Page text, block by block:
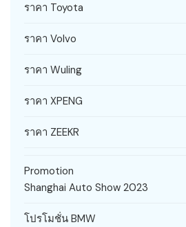
ราคา Toyota
ราคา Volvo
ราคา Wuling
ราคา XPENG
ราคา ZEEKR
Promotion
Shanghai Auto Show 2023
โปรโมชั่น BMW